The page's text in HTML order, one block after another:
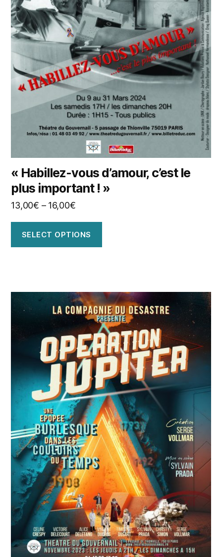
« Habillez-vous d’amour, c’est le
plus important ! »
13,00€ – 16,00€
SELECT OPTIONS